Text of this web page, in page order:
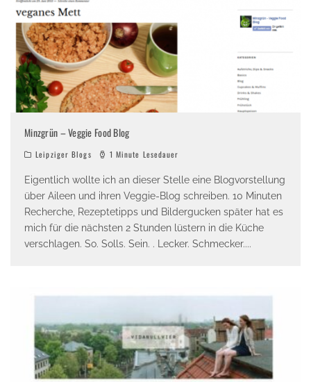
Minzgrün – Veggie Food Blog
Leipziger Blogs 1 Minute Lesedauer
Eigentlich wollte ich an dieser Stelle eine Blogvorstellung
über Aileen und ihren Veggie-Blog schreiben. 10 Minuten
Recherche, Rezeptetipps und Bildergucken später hat es
mich für die nächsten 2 Stunden lüstern in die Küche
verschlagen. So. Solls. Sein. . Lecker. Schmecker....